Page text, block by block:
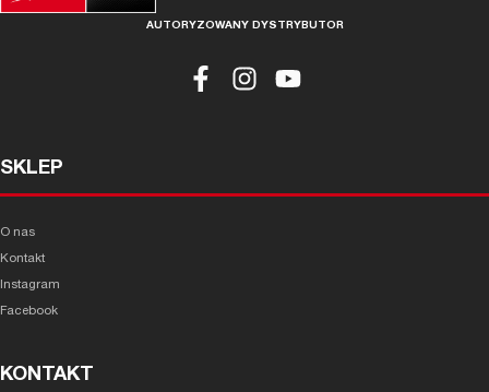
AUTORYZOWANY DYSTRYBUTOR
SKLEP
O nas
Kontakt
Instagram
Facebook
KONTAKT